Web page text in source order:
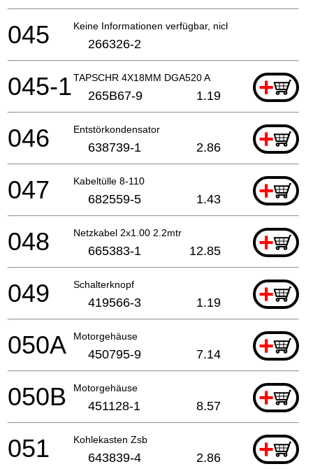
Keine Informationen verfügbar, nicht bestellbar
045 266326-2
TAPSCHR 4X18MM DGA520 A +
045-1 265B67-9 1.19
Entstörkondensator +
046 638739-1 2.86
Kabeltülle 8-110 +
047 682559-5 1.43
Netzkabel 2x1.00 2.2mtr +
048 665383-1 12.85
Schalterknopf +
049 419566-3 1.19
Motorgehäuse +
050A 450795-9 7.14
Motorgehäuse +
050B 451128-1 8.57
Kohlekasten Zsb +
051 643839-4 2.86